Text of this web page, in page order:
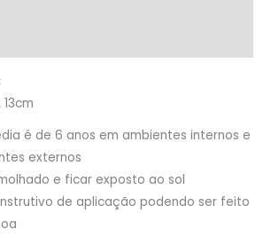
13cm
é de 6 anos em ambientes internos e
externos
e ficar exposto ao sol
de aplicação podendo ser feito